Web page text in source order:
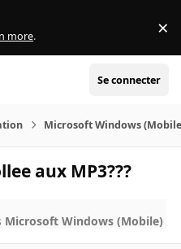
more. ×
Se connecter
Microsoft Windows
aux MP3???
Microsoft Windows (Mobile)